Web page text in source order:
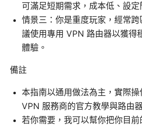
可滿足短期需求，成本低、設定
情景三：你是重度玩家，經常
議使用專用 VPN 路由器以獲得
體驗。
備註
本指南以通用做法為主，實際
VPN 服務商的官方教學與路由
若你需要，我可以幫你把你目